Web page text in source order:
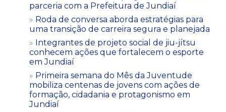
parceria com a Prefeitura de Jundiaí
Roda de conversa aborda estratégias para
uma transição de carreira segura e planejada
Integrantes de projeto social de jiu-jítsu
conhecem ações que fortalecem o esporte
em Jundiaí
Primeira semana do Mês da Juventude
mobiliza centenas de jovens com ações de
formação, cidadania e protagonismo em
Jundiaí